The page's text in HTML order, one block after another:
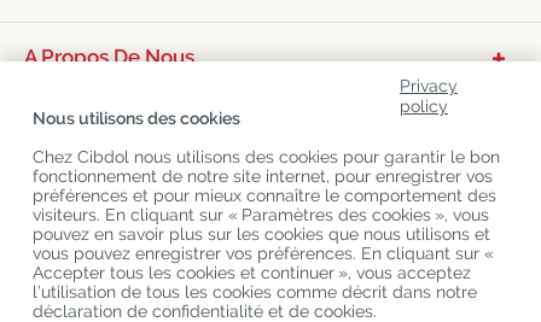
A Propos De Nous
Derniers Blogs
Privacy
policy
Nous utilisons des cookies
Chez Cibdol nous utilisons des cookies pour garantir le bon
fonctionnement de notre site internet, pour enregistrer vos
préférences et pour mieux connaître le comportement des
visiteurs. En cliquant sur « Paramètres des cookies », vous
pouvez en savoir plus sur les cookies que nous utilisons et
vous pouvez enregistrer vos préférences. En cliquant sur «
Accepter tous les cookies et continuer », vous acceptez
l’utilisation de tous les cookies comme décrit dans notre
déclaration de confidentialité et de cookies.
Copyright©Cibdol Last updated 07-08-2026
Cibdol France, Place des Grands Hommes, 33000 Bordeaux, France
KvK: 76495035 VAT: NL860644923B01